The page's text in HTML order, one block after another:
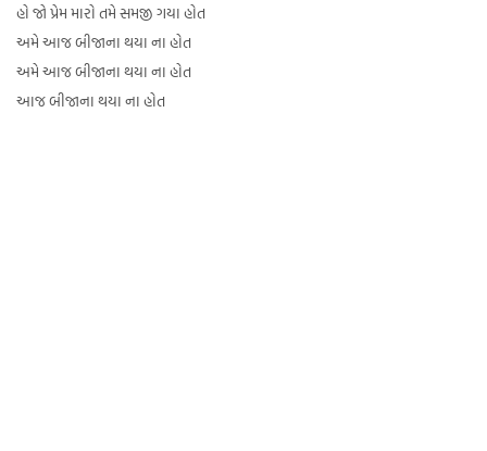
હો જો પ્રેમ મારો તમે સમજી ગયા હોત
અમે આજ બીજાના થયા ના હોત
અમે આજ બીજાના થયા ના હોત
આજ બીજાના થયા ના હોત